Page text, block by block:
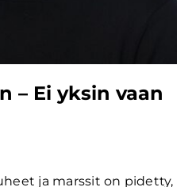
– Ei yksin vaan
ja marssit on pidetty,